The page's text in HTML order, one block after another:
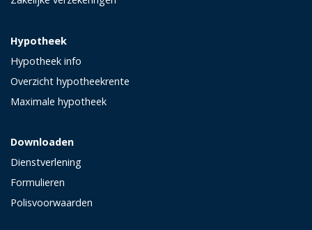
Hypotheek
Hypotheek info
Overzicht hypotheekrente
Maximale hypotheek
Downloaden
Dienstverlening
Formulieren
Polisvoorwaarden